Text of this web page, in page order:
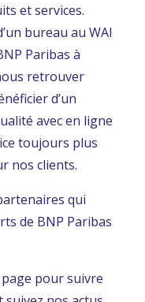
et services.
bureau au WAI
Paribas à
retrouver
d’un
avec en ligne
toujours plus
nos clients.
qui
de BNP Paribas
pour suivre